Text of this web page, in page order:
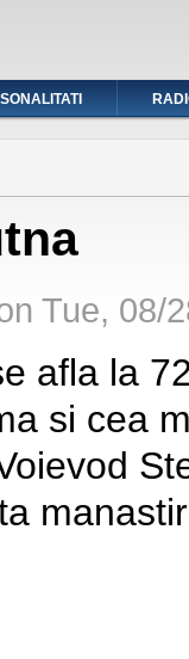
Tue, 08/
afla la
si cea